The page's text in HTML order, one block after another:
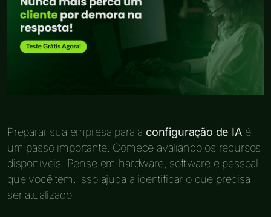
Preparar sua empresa para a configuração de IAé
um passo importante. Comece avaliando os recursos
disponíveis. Pense em hardware, software e pessoal
que você tem. Isso ajuda a identificar o que precisa
ser atualizado.